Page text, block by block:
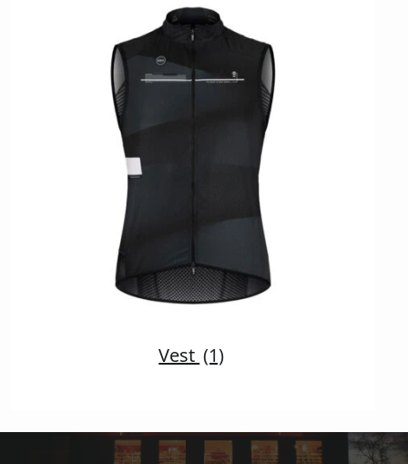
Vest (1)